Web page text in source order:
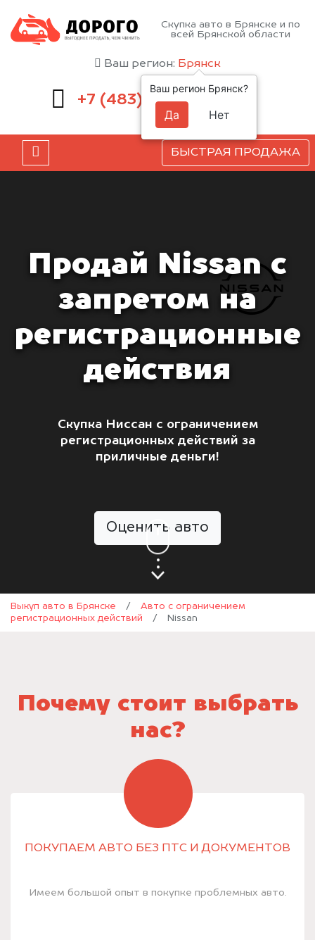
Скупка авто в Брянске и по
всей Брянской области
Ваш регион: Брянск
+7 (483) 232-00-41
БЫСТРАЯ ПРОДАЖА
Продай Nissan с
запретом на
регистрационные
действия
Скупка Ниссан с ограничением
регистрационных действий за
приличные деньги!
Оценить авто
Выкуп авто в Брянске /
Авто с ограничением
регистрационных действий
/ Nissan
Почему стоит выбрать
нас?
ПОКУПАЕМ АВТО БЕЗ ПТС И ДОКУМЕНТОВ
Имеем большой опыт в покупке проблемных авто.
Ваш регион Брянск?
Да Нет